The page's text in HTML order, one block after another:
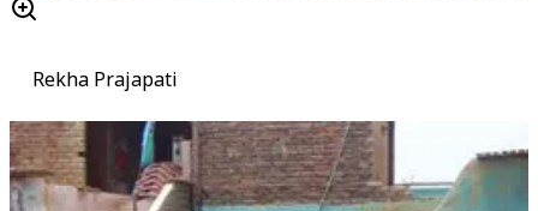
Rekha Prajapati